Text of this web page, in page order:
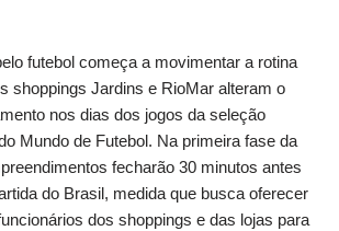
futebol começa a movimentar a rotina
shoppings Jardins e RioMar alteram o
nos dias dos jogos da seleção
Mundo de Futebol. Na primeira fase da
fecharão 30 minutos antes
do Brasil, medida que busca oferecer
dos shoppings e das lojas para